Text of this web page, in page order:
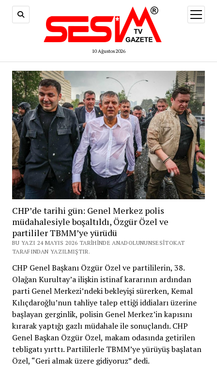
10 Ağustos 2026
aç
CHP’de tarihi gün: Genel Merkez polis
müdahalesiyle boşaltıldı, Özgür Özel ve
partililer TBMM’ye yürüdü
BU YAZI 24 MAYIS 2026 TARIHINDE ANADOLUNUNSESITOKAT
TARAFINDAN YAZILMIŞTIR.
CHP Genel Başkanı Özgür Özel ve partililerin, 38.
Olağan Kurultay’a ilişkin istinaf kararının ardından
parti Genel Merkezi’ndeki bekleyişi sürerken, Kemal
Kılıçdaroğlu’nun tahliye talep ettiği iddiaları üzerine
başlayan gerginlik, polisin Genel Merkez’in kapısını
kırarak yaptığı gazlı müdahale ile sonuçlandı. CHP
Genel Başkan Özgür Özel, makam odasında getirilen
tebligatı yırttı. Partililerle TBMM’ye yürüyüş başlatan
Özel, “Geri almak üzere gidiyoruz” dedi.